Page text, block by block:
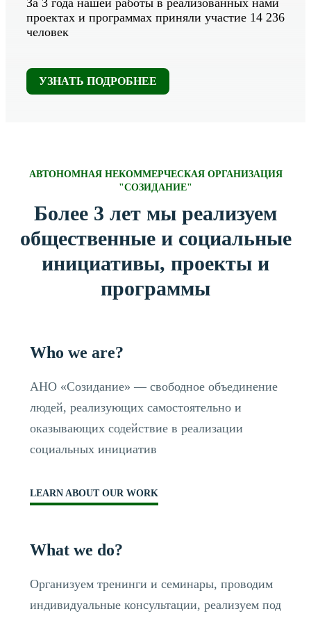
За 3 года нашей работы в реализованных нами
проектах и программах приняли участие 14 236
человек
УЗНАТЬ ПОДРОБНЕЕ
АВТОНОМНАЯ НЕКОММЕРЧЕСКАЯ ОРГАНИЗАЦИЯ
"СОЗИДАНИЕ"
Более 3 лет мы реализуем
общественные и социальные
инициативы, проекты и
программы
Who we are?
АНО «Созидание» — свободное объединение
людей, реализующих самостоятельно и
оказывающих содействие в реализации
социальных инициатив
LEARN ABOUT OUR WORK
What we do?
Организуем тренинги и семинары, проводим
индивидуальные консультации, реализуем под